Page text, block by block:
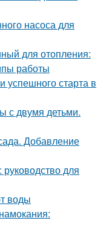
насоса для
для отопления:
работы
успешного старта в
с двумя детьми.
Добавление
для
воды